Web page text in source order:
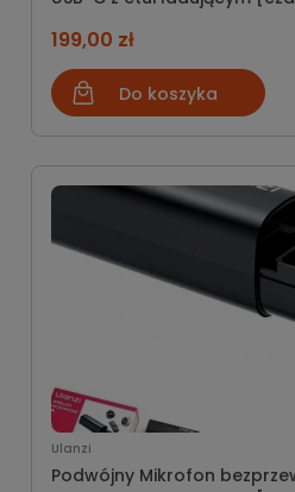
199,00 zł
Do koszyka
Ulanzi
Podwójny Mikrofon